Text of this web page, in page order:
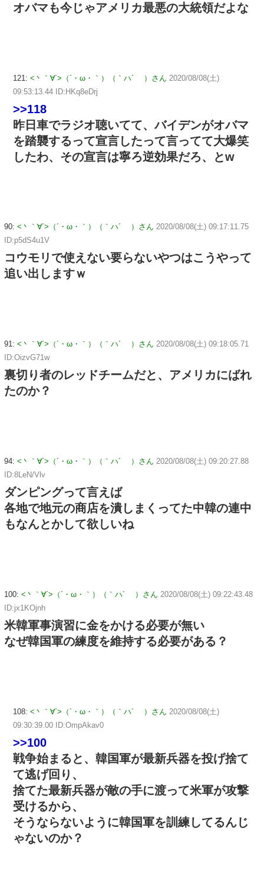
オバマも今じゃアメリカ最悪の大統領だよな
121: <丶｀∀´>（´・ω・｀）（｀ハ´ ）さん 2020/08/08(土)
09:53:13.44 ID:HKq8eDrj
>>118
昨日車でラジオ聴いてて、バイデンがオバマ
を踏襲するって宣言したって言ってて大爆笑
したわ、その宣言は寧ろ逆効果だろ、とw
90: <丶｀∀´>（´・ω・｀）（｀ハ´ ）さん 2020/08/08(土) 09:17:11.75
ID:p5dS4u1V
コウモリで使えない要らないやつはこうやって
追い出しますｗ
91: <丶｀∀´>（´・ω・｀）（｀ハ´ ）さん 2020/08/08(土) 09:18:05.71
ID:OizvG71w
裏切り者のレッドチームだと、アメリカにばれ
たのか？
94: <丶｀∀´>（´・ω・｀）（｀ハ´ ）さん 2020/08/08(土) 09:20:27.88
ID:8LeN/Vlv
ダンピングって言えば
各地で地元の商店を潰しまくってた中韓の連中
もなんとかして欲しいね
100: <丶｀∀´>（´・ω・｀）（｀ハ´ ）さん 2020/08/08(土) 09:22:43.48
ID:jx1KOjnh
米韓軍事演習に金をかける必要が無い
なぜ韓国軍の練度を維持する必要がある？
108: <丶｀∀´>（´・ω・｀）（｀ハ´ ）さん 2020/08/08(土)
09:30:39.00 ID:OmpAkav0
>>100
戦争始まると、韓国軍が最新兵器を投げ捨て
て逃げ回り、
捨てた最新兵器が敵の手に渡って米軍が攻撃
受けるから、
そうならないように韓国軍を訓練してるんじ
ゃないのか？